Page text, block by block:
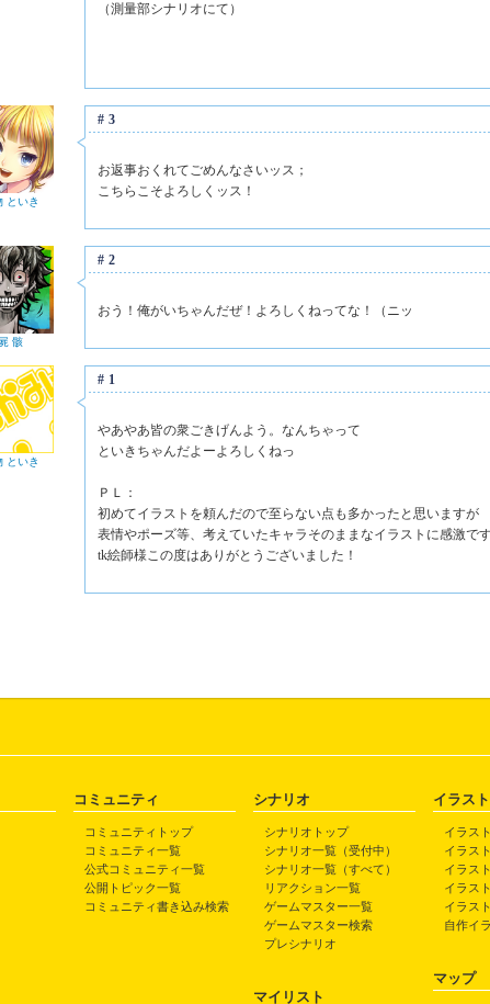
（測量部シナリオにて）
といき
#3
お返事おくれてごめんなさいッス；
こちらこそよろしくッス！
骸
#2
おう！俺がいちゃんだぜ！よろしくねってな！（ニッ
といき
#1
やあやあ皆の衆ごきげんよう。なんちゃって
といきちゃんだよーよろしくねっ
ＰＬ：
初めてイラストを頼んだので至らない点も多かったと思いますが
表情やポーズ等、考えていたキャラそのままなイラストに感激です
tk絵師様この度はありがとうございました！
コミュニティ
コミュニティトップ
コミュニティ一覧
公式コミュニティ一覧
公開トピック一覧
コミュニティ書き込み検索
シナリオ
シナリオトップ
シナリオ一覧（受付中）
シナリオ一覧（すべて）
リアクション一覧
ゲームマスター一覧
ゲームマスター検索
プレシナリオ
マイリスト
イラスト
イラス
イラス
イラス
イラス
イラス
自作イ
マップ